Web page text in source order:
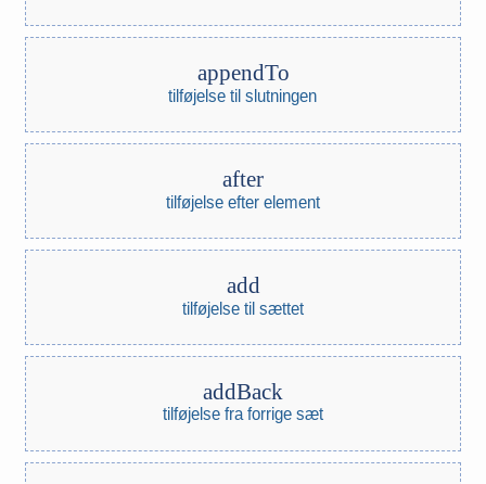
appendTo
tilføjelse til slutningen
after
tilføjelse efter element
add
tilføjelse til sættet
addBack
tilføjelse fra forrige sæt